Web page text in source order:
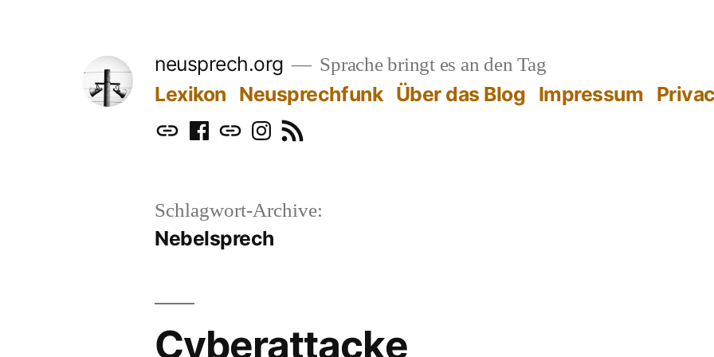
neusprech.org Sprache bringt es an den Tag
Lexikon Neusprechfunk Über das Blog Impressum
MastodonFacebook
BlueskyInstagram
RSS
Schlagwort-Archive:
Nebelsprech
Cyberattacke